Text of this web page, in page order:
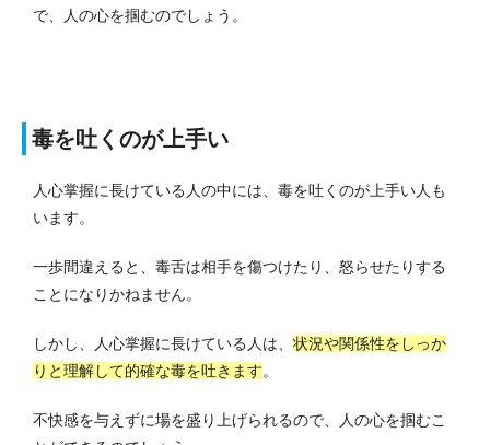
で、人の心を掴むのでしょう。
毒を吐くのが上手い
人心掌握に長けている人の中には、毒を吐くのが上手い人も
います。
一歩間違えると、毒舌は相手を傷つけたり、怒らせたりする
ことになりかねません。
しかし、人心掌握に長けている人は、 状況や関係性をしっか
りと理解して的確な毒を吐きます。
不快感を与えずに場を盛り上げられるので、人の心を掴むこ